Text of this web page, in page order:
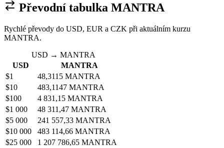
Převodní tabulka MANTRA
Rychlé převody do USD, EUR a CZK při aktuálním kurzu
MANTRA.
USD → MANTRA
USD
MANTRA
$1
48,3115 MANTRA
$10
483,1147 MANTRA
$100
4 831,15 MANTRA
$1 000
48 311,47 MANTRA
$5 000
241 557,33 MANTRA
$10 000
483 114,66 MANTRA
$25 000
1 207 786,65 MANTRA